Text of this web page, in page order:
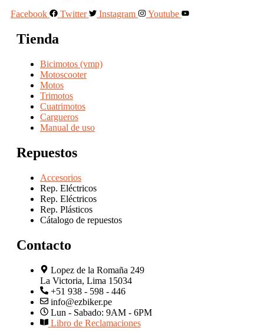
Facebook
Twitter Instagram Youtube
Tienda
Bicimotos (vmp)
Motoscooter
Motos
Trimotos
Cuatrimotos
Cargueros
Manual de uso
Repuestos
Accesorios
Rep. Eléctricos
Rep. Eléctricos
Rep. Plásticos
Cátalogo de repuestos
Contacto
Lopez de la Romaña 249
La Victoria, Lima 15034
+51 938 - 598 - 446
info@ezbiker.pe
Lun - Sabado: 9AM - 6PM
Libro de Reclamaciones